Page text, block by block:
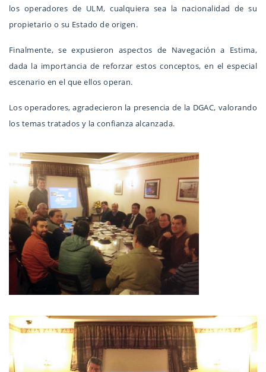
los operadores de ULM, cualquiera sea la nacionalidad de su
propietario o su Estado de origen.
Finalmente, se expusieron aspectos de Navegación a Estima,
dada la importancia de reforzar estos conceptos, en el especial
escenario en el que ellos operan.
Los operadores, agradecieron la presencia de la DGAC, valorando
los temas tratados y la confianza alcanzada.